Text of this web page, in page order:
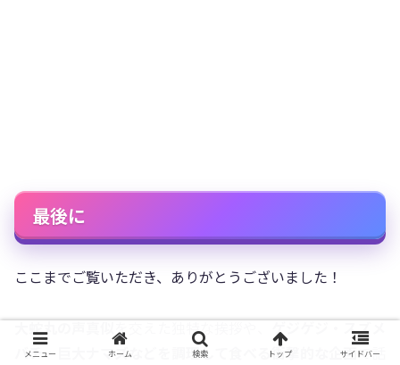
最後に
ここまでご覧いただき、ありがとうございました！
大蛇丸の声真似を交えた独特な挨拶や、ゲジゲジ・スズメ
バチ・巨大ナマズなどを調理して食べる衝撃的な企画で話
メニュー ホーム 検索 トップ サイドバー